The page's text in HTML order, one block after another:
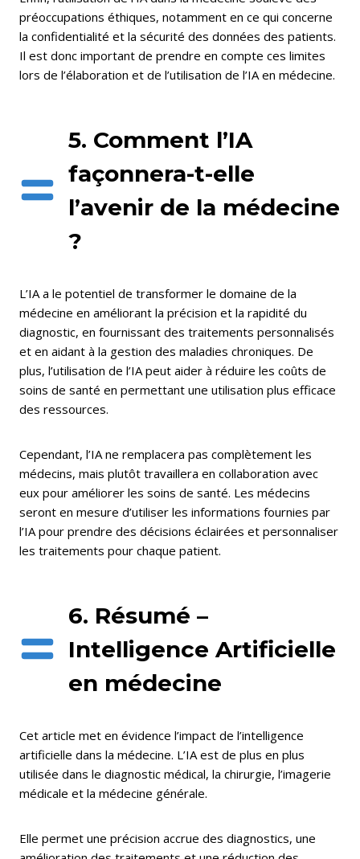
préoccupations éthiques, notamment en ce qui concerne
la confidentialité et la sécurité des données des patients.
Il est donc important de prendre en compte ces limites
lors de l’élaboration et de l’utilisation de l’IA en médecine.
5. Comment l’IA
façonnera-t-elle
l’avenir de la médecine
?
L’IA a le potentiel de transformer le domaine de la
médecine en améliorant la précision et la rapidité du
diagnostic, en fournissant des traitements personnalisés
et en aidant à la gestion des maladies chroniques. De
plus, l’utilisation de l’IA peut aider à réduire les coûts de
soins de santé en permettant une utilisation plus efficace
des ressources.
Cependant, l’IA ne remplacera pas complètement les
médecins, mais plutôt travaillera en collaboration avec
eux pour améliorer les soins de santé. Les médecins
seront en mesure d’utiliser les informations fournies par
l’IA pour prendre des décisions éclairées et personnaliser
les traitements pour chaque patient.
6. Résumé –
Intelligence Artificielle
en médecine
Cet article met en évidence l’impact de l’intelligence
artificielle dans la médecine. L’IA est de plus en plus
utilisée dans le diagnostic médical, la chirurgie, l’imagerie
médicale et la médecine générale.
Elle permet une précision accrue des diagnostics, une